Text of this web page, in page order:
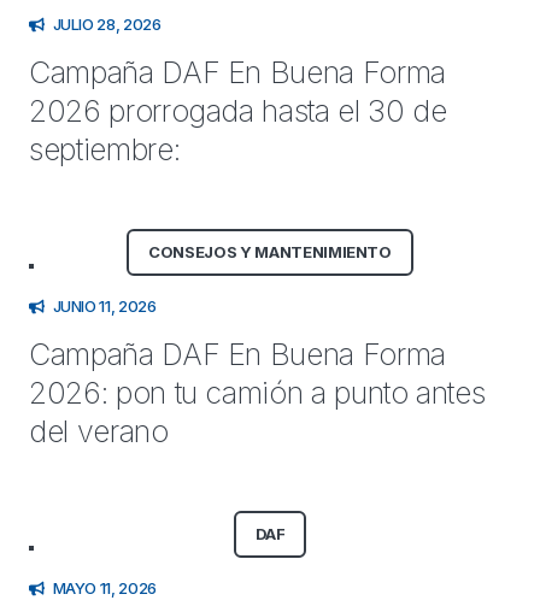
JULIO 28, 2026
Campaña DAF En Buena Forma
2026 prorrogada hasta el 30 de
septiembre:
CONSEJOS Y MANTENIMIENTO
JUNIO 11, 2026
Campaña DAF En Buena Forma
2026: pon tu camión a punto antes
del verano
DAF
MAYO 11, 2026